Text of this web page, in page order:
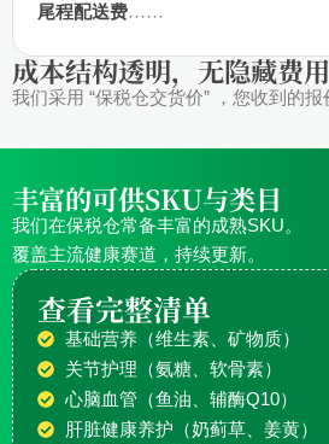
尾程配送费······
成本结构透明，无隐藏费用
我们采用 “保税仓交货价” ，您收到的
丰富的可供SKU与类目
我们在保税仓常备丰富的成熟SKU。
覆盖主流健康赛道，持续更新。
查看完整清单
基础营养（维生素、矿物质）
关节护理（氨糖、软骨素）
心脑血管（鱼油、辅酶Q10）
肝脏健康养护（奶蓟草、姜黄）